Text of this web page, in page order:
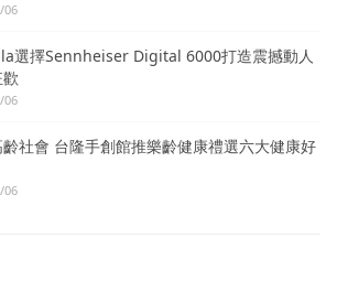
06
選擇Sennheiser Digital 6000打造震撼動人
06
社會 台隆手創館推樂齡健康禮選六大健康好
06